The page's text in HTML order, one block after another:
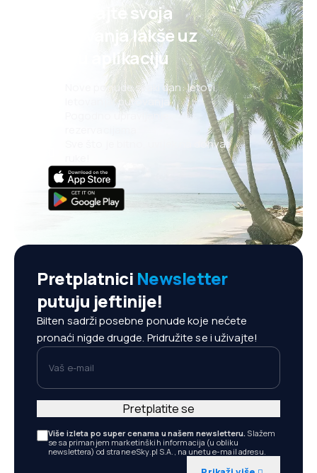
Planirajte svoja
putovanja lakše uz
našu aplikaciju
Nove ponude svaki dan: letovi,
letovanja, putovanja
Sve što je bitno, uvijek na dohvat
Pretplatnici Newsletter
putuju jeftinije!
Bilten sadrži posebne ponude koje nećete
pronaći nigde drugde. Pridružite se i uživajte!
Vaš e-mail
Više izleta po super cenama u našem newsletteru. Slažem
se sa primanjem marketinških informacija (u obliku
newslettera) od strane eSky.pl S.A., na unetu e-mail adresu.
Pretplatite se